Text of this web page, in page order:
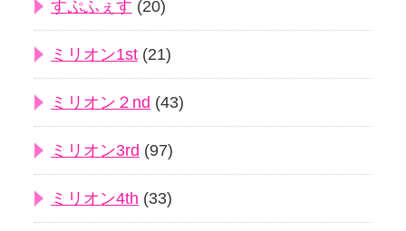
すぷふぇす (20)
ミリオン1st (21)
ミリオン２nd (43)
ミリオン3rd (97)
ミリオン4th (33)